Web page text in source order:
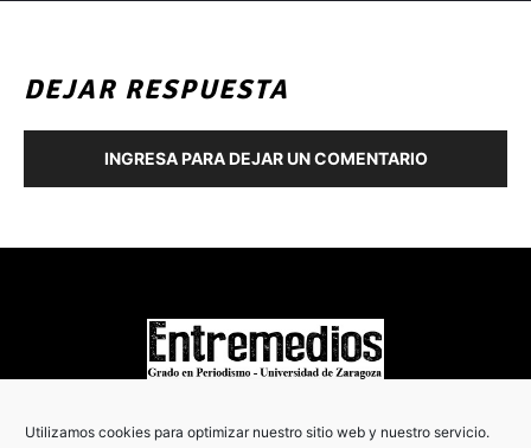
Utilizamos cookies para optimizar nuestro sitio web y nuestro servicio.
DEJAR RESPUESTA
INGRESA PARA DEJAR UN COMENTARIO